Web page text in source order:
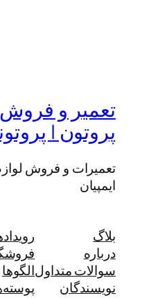
تعمیر و
پروتون |
تعمیرات و فروش
ایمپیان
بلاگ
درباره
سوالات متداول
نویسندگان
الگوها